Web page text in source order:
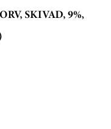
SKIVAD, 9%,